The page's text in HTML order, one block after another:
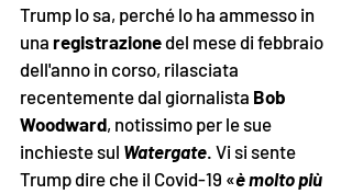
Trump lo sa, perché lo ha ammesso in
una registrazione del mese di febbraio
dell'anno in corso, rilasciata
recentemente dal giornalista Bob
Woodward, notissimo per le sue
inchieste sul Watergate. Vi si sente
Trump dire che il Covid-19 «è molto più